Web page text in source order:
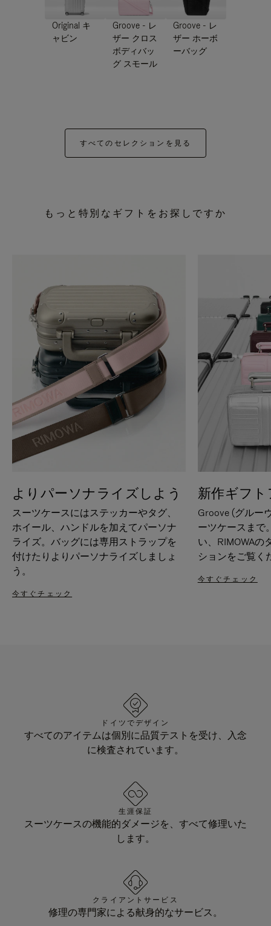
Original キ
ャビン
Groove - レ
ザー クロス
ボディバッ
グ スモール
Groove - レ
ザー ホーボ
ーバッグ
すべてのセレクションを見る
もっと特別なギフトをお探しですか
よりパーソナライズしよう
スーツケースにはステッカーやタグ、
ホイール、ハンドルを加えてパーソナ
ライズ。バッグには専用ストラップを
付けたりよりパーソナライズしましょ
う。
今すぐチェック
新作ギフ
Groove (グルー
ーツケースまで
い、RIMOWAの
ションをご覧く
今すぐチェック
ドイツでデザイン
すべてのアイテムは個別に品質テストを受け、入念
に検査されています。
生涯保証
スーツケースの機能的ダメージを、すべて修理いた
します。
クライアントサービス
修理の専門家による献身的なサービス。